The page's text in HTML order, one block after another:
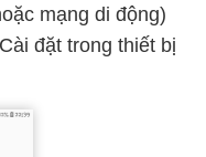
mạng di động)
đặt trong thiết bị